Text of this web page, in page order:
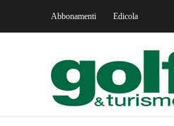
Abbonamenti Edicola